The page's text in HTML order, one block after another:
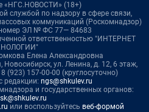
«НГС.НОВОСТИ» (18+)
службой по надзору в сфере связи,
коммуникаций (Роскомнадзор)
ЭЛ № ФС 77— 84683
ответственностью "ИНТЕРНЕТ
Елена Александровна
ул. Ленина, д. 12, 6 этаж,
(923) 157-00-00 (круглосуточно)
редакции: ngs@shkulev.ru
и государственных органов:
или воспользуйтесь веб-формой